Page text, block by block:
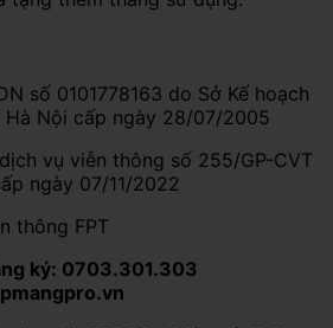
số 0101778163 do Sở Kế hoạch
Nội cấp ngày 28/07/2005
vụ viễn thông số 255/GP-CVT
ngày 07/11/2022
thông FPT
ký: 0703.301.303